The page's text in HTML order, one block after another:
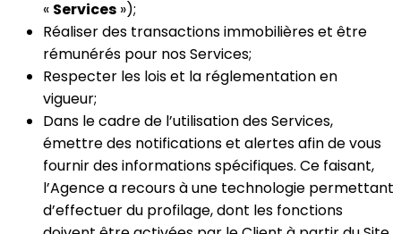
« Services »);
Réaliser des transactions immobilières et être
rémunérés pour nos Services;
Respecter les lois et la réglementation en
vigueur;
Dans le cadre de l’utilisation des Services,
émettre des notifications et alertes afin de vous
fournir des informations spécifiques. Ce faisant,
l’Agence a recours à une technologie permettant
d’effectuer du profilage, dont les fonctions